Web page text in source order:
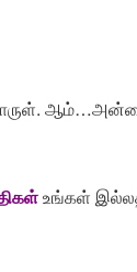
உங்கள்